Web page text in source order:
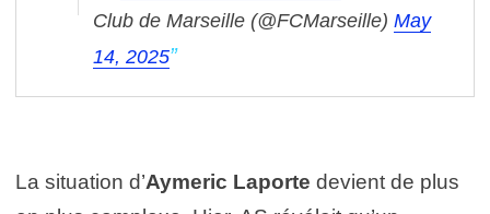
Club de Marseille (@FCMarseille) May
14, 2025
La situation d’Aymeric Laporte devient de plus